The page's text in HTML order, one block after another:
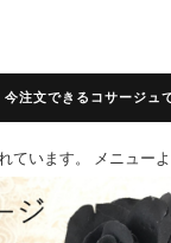
今注文できるコサージュ
ています。 メニュー